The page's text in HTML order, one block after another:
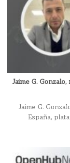
Jaime G.
Jaime G.
España,